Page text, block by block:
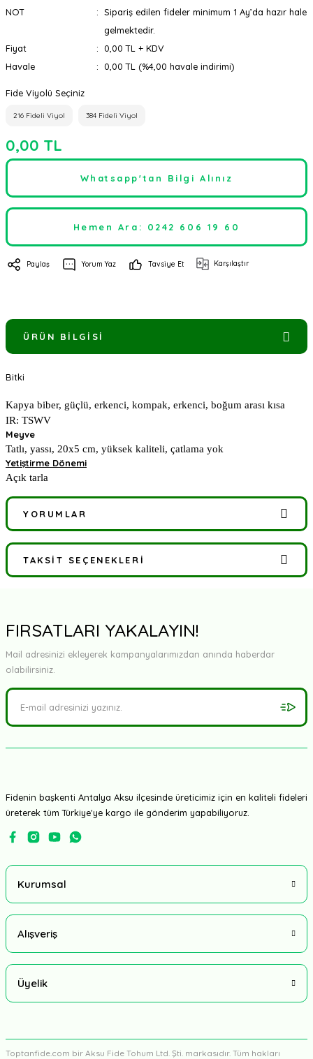
NOT
Sipariş edilen fideler minimum 1 Ay’da hazır hale
gelmektedir.
Fiyat
0,00 TL + KDV
Havale
0,00 TL (%4,00 havale indirimi)
Fide Viyolü Seçiniz
216 Fideli Viyol 384 Fideli Viyol
0,00 TL
Whatsapp'tan Bilgi Alınız
Hemen Ara: 0242 606 19 60
Paylaş Yorum Yaz Tavsiye Et Karşılaştır
ÜRÜN BILGISI
Bitki
Kapya biber, güçlü, erkenci, kompak, erkenci, boğum arası kısa
IR: TSWV
Meyve
Tatlı, yassı, 20x5 cm, yüksek kaliteli, çatlama yok
Yetiştirme Dönemi
Açık tarla
YORUMLAR
Bu ürüne ilk yorumu siz yapın!
TAKSIT SEÇENEKLERI
FIRSATLARI YAKALAYIN!
Mail adresinizi ekleyerek kampanyalarımızdan anında haberdar
olabilirsiniz.
Fidenin başkenti Antalya Aksu ilçesinde üreticimiz için en kaliteli fideleri
üreterek tüm Türkiye'ye kargo ile gönderim yapabiliyoruz.
Kurumsal
Alışveriş
Üyelik
Toptanfide.com bir Aksu Fide Tohum Ltd. Şti. markasıdır. Tüm hakları